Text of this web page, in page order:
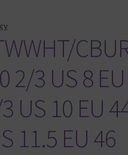
2/3 US 8
US 10 EU
11.5 EU 46